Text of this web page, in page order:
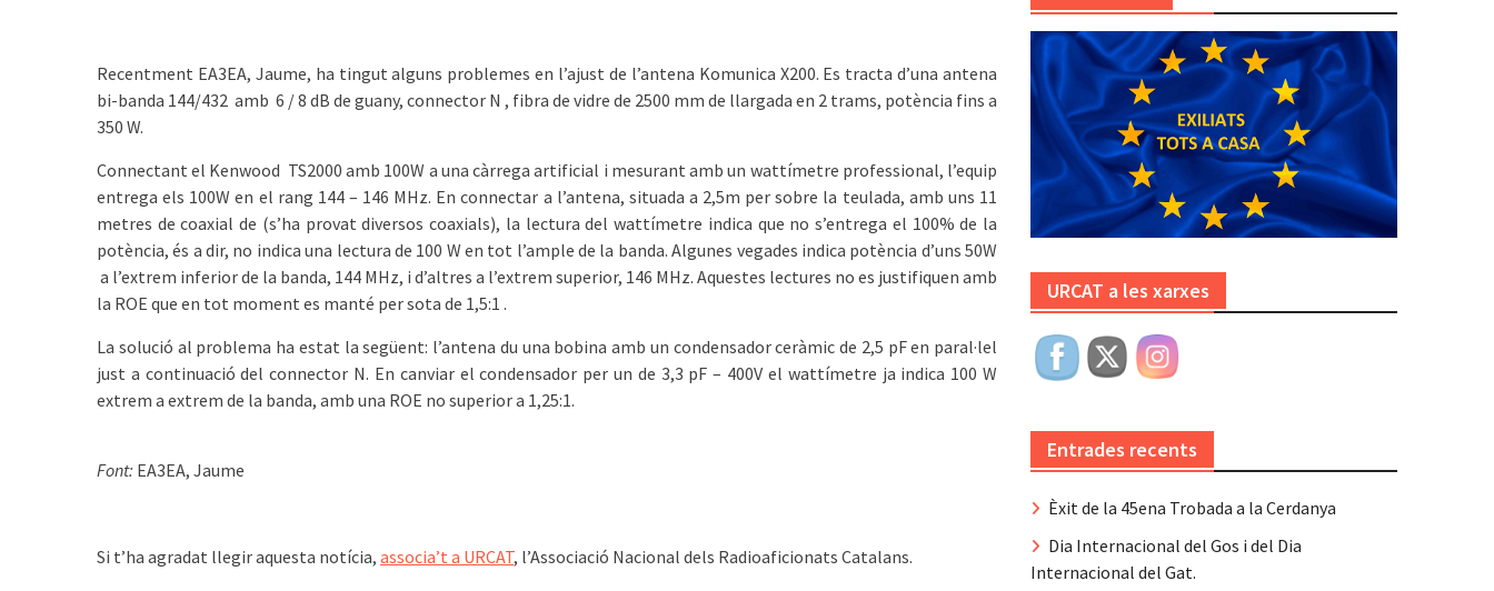
Recentment EA3EA, Jaume, ha tingut alguns problemes en l’ajust de l’antena Komunica X200. Es tracta d’una antena
bi-banda 144/432 amb 6 / 8 dB de guany, connector N , fibra de vidre de 2500 mm de llargada en 2 trams, potència fins a
350 W.
Connectant el Kenwood TS2000 amb 100W a una càrrega artificial i mesurant amb un wattímetre professional, l’equip
entrega els 100W en el rang 144 – 146 MHz. En connectar a l’antena, situada a 2,5m per sobre la teulada, amb uns 11
metres de coaxial de (s’ha provat diversos coaxials), la lectura del wattímetre indica que no s’entrega el 100% de la
potència, és a dir, no indica una lectura de 100 W en tot l’ample de la banda. Algunes vegades indica potència d’uns 50W
a l’extrem inferior de la banda, 144 MHz, i d’altres a l’extrem superior, 146 MHz. Aquestes lectures no es justifiquen amb
la ROE que en tot moment es manté per sota de 1,5:1 .
La solució al problema ha estat la següent: l’antena du una bobina amb un condensador ceràmic de 2,5 pF en paral·lel
just a continuació del connector N. En canviar el condensador per un de 3,3 pF – 400V el wattímetre ja indica 100 W
extrem a extrem de la banda, amb una ROE no superior a 1,25:1.
Font: EA3EA, Jaume ͏͏ ͏͏ ͏͏
Si t’ha agradat llegir aquesta notícia, associa’t a URCAT, l’Associació Nacional dels Radioaficionats Catalans. ͏͏ ͏͏ ͏͏
URCAT a les xarxes
Entrades recents
Èxit de la 45ena Trobada a la Cerdanya
Dia Internacional del Gos i del Dia
Internacional del Gat.